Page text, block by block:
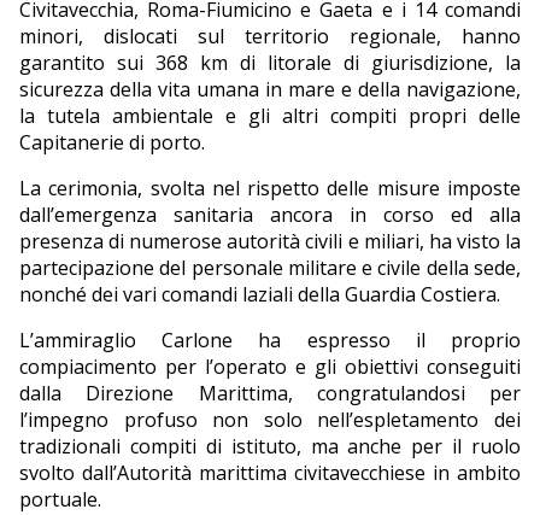
Civitavecchia, Roma-Fiumicino e Gaeta e i 14 comandi
minori, dislocati sul territorio regionale, hanno
garantito sui 368 km di litorale di giurisdizione, la
sicurezza della vita umana in mare e della navigazione,
la tutela ambientale e gli altri compiti propri delle
Capitanerie di porto.
La cerimonia, svolta nel rispetto delle misure imposte
dall’emergenza sanitaria ancora in corso ed alla
presenza di numerose autorità civili e miliari, ha visto la
partecipazione del personale militare e civile della sede,
nonché dei vari comandi laziali della Guardia Costiera.
L’ammiraglio Carlone ha espresso il proprio
compiacimento per l’operato e gli obiettivi conseguiti
dalla Direzione Marittima, congratulandosi per
l’impegno profuso non solo nell’espletamento dei
tradizionali compiti di istituto, ma anche per il ruolo
svolto dall’Autorità marittima civitavecchiese in ambito
portuale.